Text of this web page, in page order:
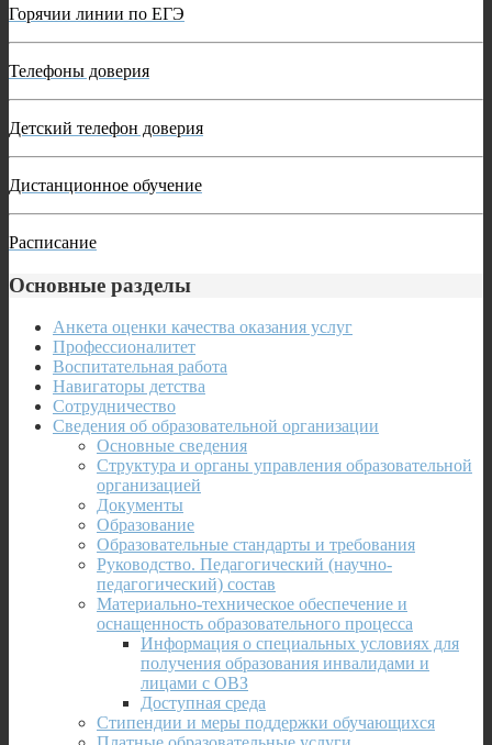
Горячии линии по ЕГЭ
Телефоны доверия
Детский телефон доверия
Дистанционное обучение
Расписание
Основные разделы
Анкета оценки качества оказания услуг
Профессионалитет
Воспитательная работа
Навигаторы детства
Сотрудничество
Сведения об образовательной организации
Основные сведения
Структура и органы управления образовательной
организацией
Документы
Образование
Образовательные стандарты и требования
Руководство. Педагогический (научно-
педагогический) состав
Материально-техническое обеспечение и
оснащенность образовательного процесса
Информация о специальных условиях для
получения образования инвалидами и
лицами с ОВЗ
Доступная среда
Стипендии и меры поддержки обучающихся